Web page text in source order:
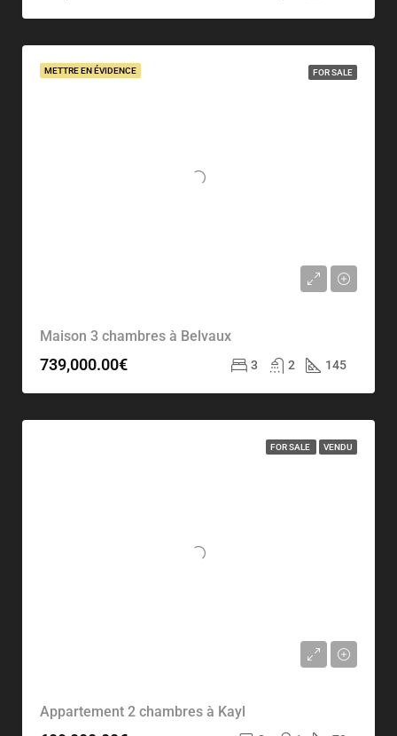
METTRE EN ÉVIDENCE FOR SALE
Maison 3 chambres à Belvaux
739,000.00€ 3 2 145
FOR SALE VENDU
Appartement 2 chambres à Kayl